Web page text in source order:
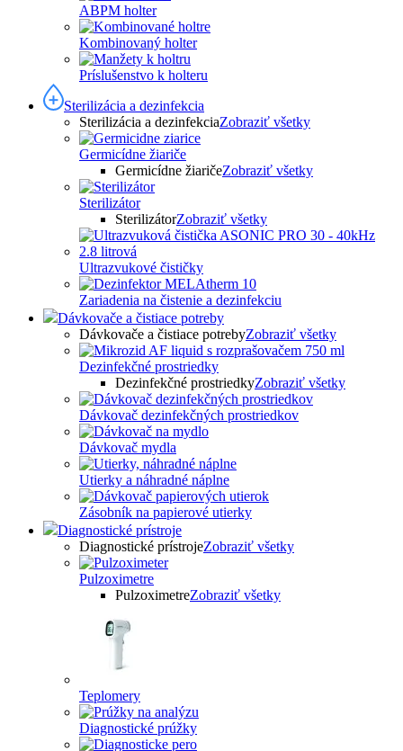
ABPM holter
Kombinovaný holter
Príslušenstvo k holteru
Sterilizácia a dezinfekcia
Sterilizácia a dezinfekciaZobraziť všetky
Germicídne žiariče
Germicídne žiaričeZobraziť všetky
Sterilizátor
SterilizátorZobraziť všetky
Ultrazvukové čističky
Zariadenia na čistenie a dezinfekciu
Dávkovače a čistiace potreby
Dávkovače a čistiace potrebyZobraziť všetky
Dezinfekčné prostriedky
Dezinfekčné prostriedkyZobraziť všetky
Dávkovač dezinfekčných prostriedkov
Dávkovač mydla
Utierky a náhradné náplne
Zásobník na papierové utierky
Diagnostické prístroje
Diagnostické prístrojeZobraziť všetky
Pulzoximetre
PulzoximetreZobraziť všetky
Teplomery
Diagnostické prúžky